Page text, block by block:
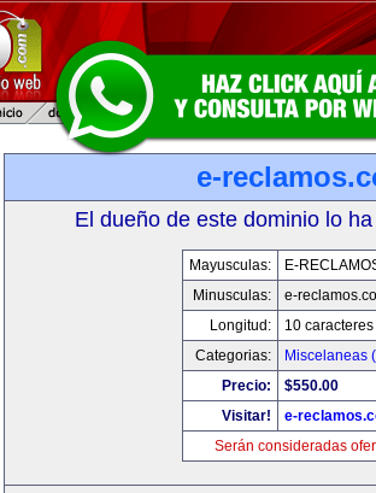
e-
El dueño de este dominio lo
Mayusculas:
E-
Minusculas:
e-
Longitud:
10 caracteres
Categorias:
Miscelaneas
Precio:
$550.00
Visitar!
e-
Serán consideradas